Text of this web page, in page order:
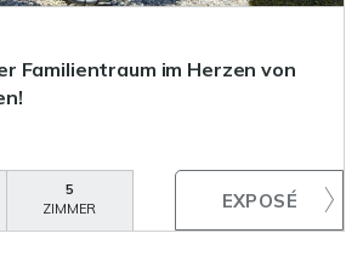
Familientraum im Herzen von
5
ZIMMER